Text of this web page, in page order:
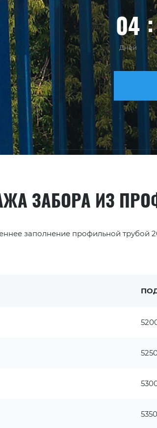
04
Дней
ЗАБОРА ИЗ
заполнение профильной трубой